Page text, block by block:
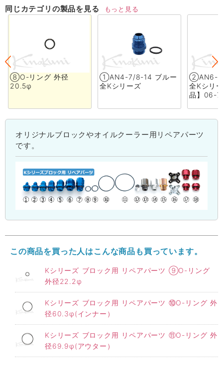
同じカテゴリの製品を見る もっと見る
⑧O-リング 外径
20.5φ
①AN4-7/8-14 ブルー
全Kシリーズ
②AN6-7/
全Kシリ
品】06-
オリジナルブロックやオイルクーラー用リペアパーツ
です。
この商品を買った人はこんな商品も買っています。
Kシリーズ ブロック用 リペアパーツ ⑨O-リング
外径22.2φ
Kシリーズ ブロック用 リペアパーツ ⑩O-リング 外
径60.3φ(インナー）
Kシリーズ ブロック用 リペアパーツ ⑪O-リング 外
径69.9φ(アウター）